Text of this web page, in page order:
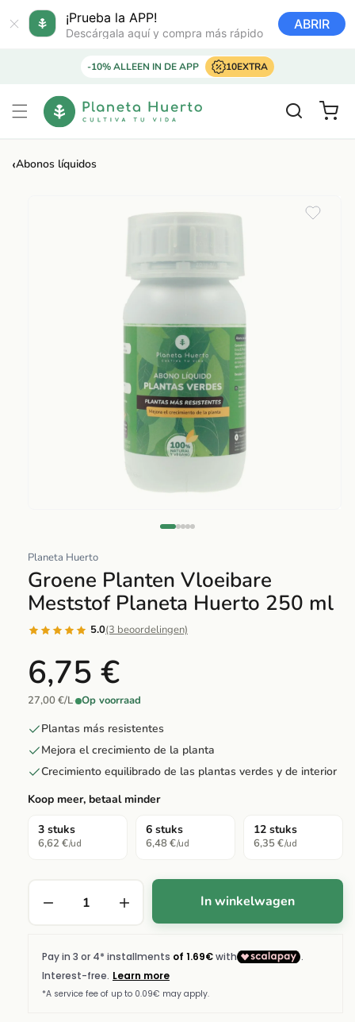
¡Prueba la APP!
Descárgala aquí y compra más rápido
ABRIR
directamente
al contenido
-10% ALLEEN IN DE APP 10EXTRA
Carrito
‹Abonos líquidos
multimedia
1
en
una
ventana
modal
Planeta Huerto
Groene Planten Vloeibare
Meststof Planeta Huerto 250 ml
5.0(3 beoordelingen)
6,75 €
27,00 €/L· Op voorraad
Plantas más resistentes
Mejora el crecimiento de la planta
Crecimiento equilibrado de las plantas verdes y de interior
Koop meer, betaal minder
3 stuks
6,62 €/ud
6 stuks
6,48 €/ud
12 stuks
6,35 €/ud
In winkelwagen